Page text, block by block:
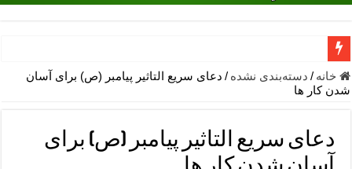
دعای جلب محبت فوری معشوق – دعای جلب محبت شوهر
دعای مشکل گشا برای رفع فقر – ذکرهای روزی‌ بخش
معجزات دعای یا من اظهر الجمیل – دعای یا من اظهر الجمیل برای
مهم ترین اذکار الهی و فضیلت آن ها – ذکر مخصوص مستجاب الدعوه
خانه / دسته‌بندی نشده / دعای سریع التاثیر پیامبر (ص) برای آسان
شدن کار ها
دعای سریع التاثیر پیامبر (ص) برای